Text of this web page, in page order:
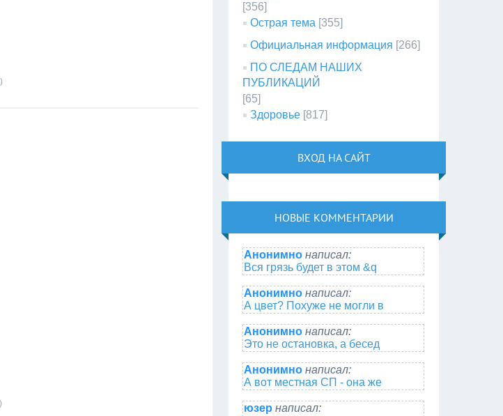
[356]
Острая тема [355]
Официальная информация [266]
ПО СЛЕДАМ НАШИХ
ПУБЛИКАЦИЙ
[65]
Здоровье [817]
ВХОД НА САЙТ
НОВЫЕ КОММЕНТАРИИ
Анонимно написал:
Вся грязь будет в этом &q
Анонимно написал:
А цвет? Похуже не могли в
Анонимно написал:
Это не остановка, а бесед
Анонимно написал:
А вот местная СП - она же
юзер написал: